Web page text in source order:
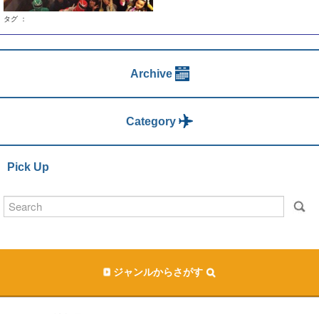
タグ ：
Archive
Category
Pick Up
ジャンルからさがす